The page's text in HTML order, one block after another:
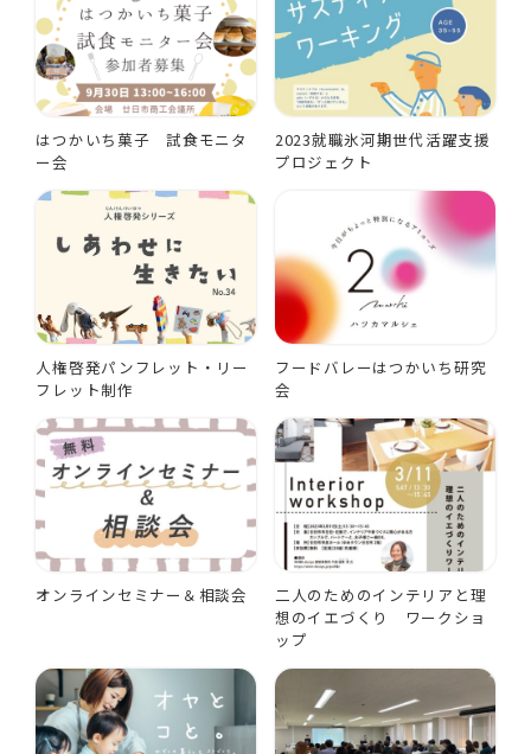
はつかいち菓子 試食モニタ
ー会
2023就職氷河期世代活躍支援
プロジェクト
人権啓発パンフレット・リー
フレット制作
フードバレーはつかいち研究
会
オンラインセミナー＆相談会
二人のためのインテリアと理
想のイエづくり ワークショ
ップ